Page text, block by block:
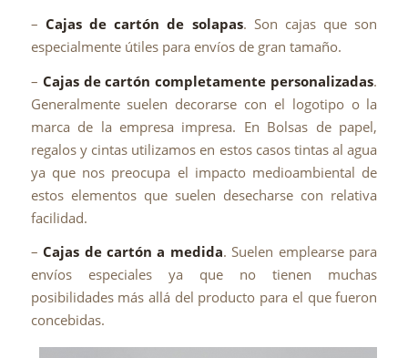
– Cajas de cartón de solapas. Son cajas que son
especialmente útiles para envíos de gran tamaño.
– Cajas de cartón completamente personalizadas.
Generalmente suelen decorarse con el logotipo o la
marca de la empresa impresa. En Bolsas de papel,
regalos y cintas utilizamos en estos casos tintas al agua
ya que nos preocupa el impacto medioambiental de
estos elementos que suelen desecharse con relativa
facilidad.
– Cajas de cartón a medida. Suelen emplearse para
envíos especiales ya que no tienen muchas
posibilidades más allá del producto para el que fueron
concebidas.